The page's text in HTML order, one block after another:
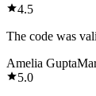
4.5
The code was
Amelia Gupta
5.0